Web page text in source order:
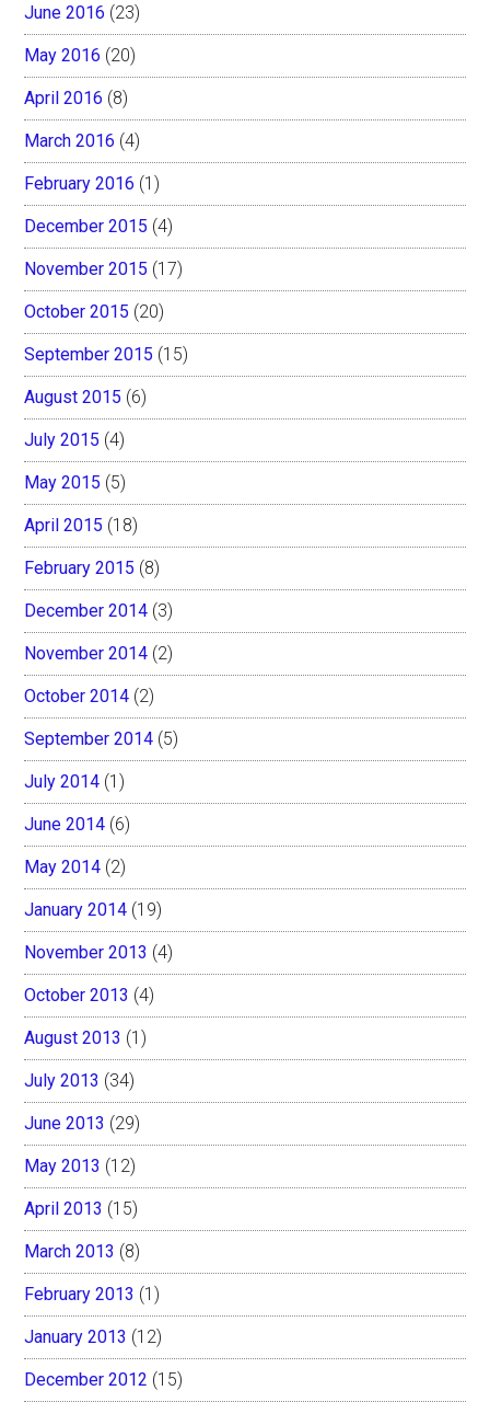
June 2016 (23)
May 2016 (20)
April 2016 (8)
March 2016 (4)
February 2016 (1)
December 2015 (4)
November 2015 (17)
October 2015 (20)
September 2015 (15)
August 2015 (6)
July 2015 (4)
May 2015 (5)
April 2015 (18)
February 2015 (8)
December 2014 (3)
November 2014 (2)
October 2014 (2)
September 2014 (5)
July 2014 (1)
June 2014 (6)
May 2014 (2)
January 2014 (19)
November 2013 (4)
October 2013 (4)
August 2013 (1)
July 2013 (34)
June 2013 (29)
May 2013 (12)
April 2013 (15)
March 2013 (8)
February 2013 (1)
January 2013 (12)
December 2012 (15)